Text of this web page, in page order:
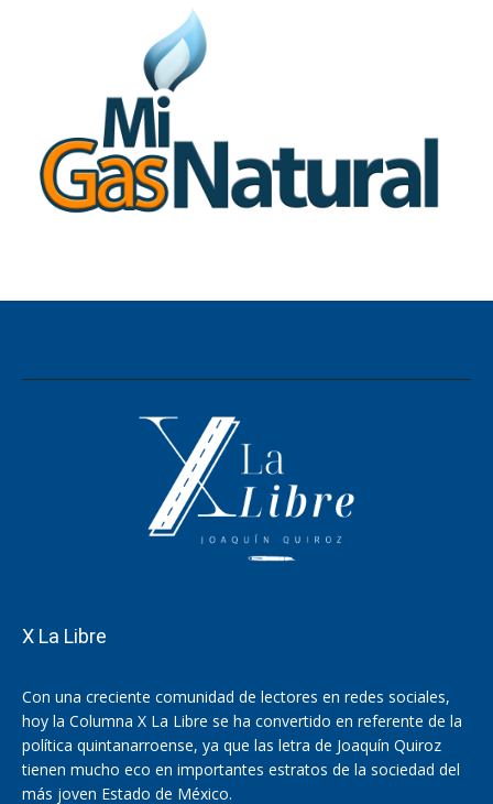
X La Libre
Con una creciente comunidad de lectores en redes sociales,
hoy la Columna X La Libre se ha convertido en referente de la
política quintanarroense, ya que las letra de Joaquín Quiroz
tienen mucho eco en importantes estratos de la sociedad del
más joven Estado de México.